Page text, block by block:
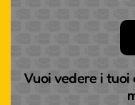
Vuoi vedere i